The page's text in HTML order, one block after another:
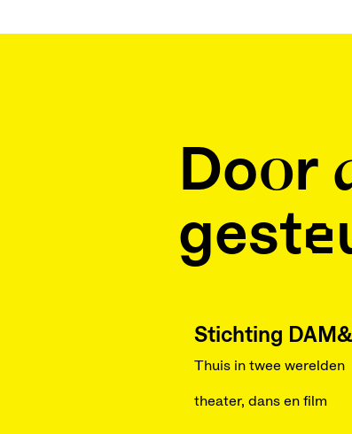
Door
Stichting
Thuis in twee werelden
theater, dans en film